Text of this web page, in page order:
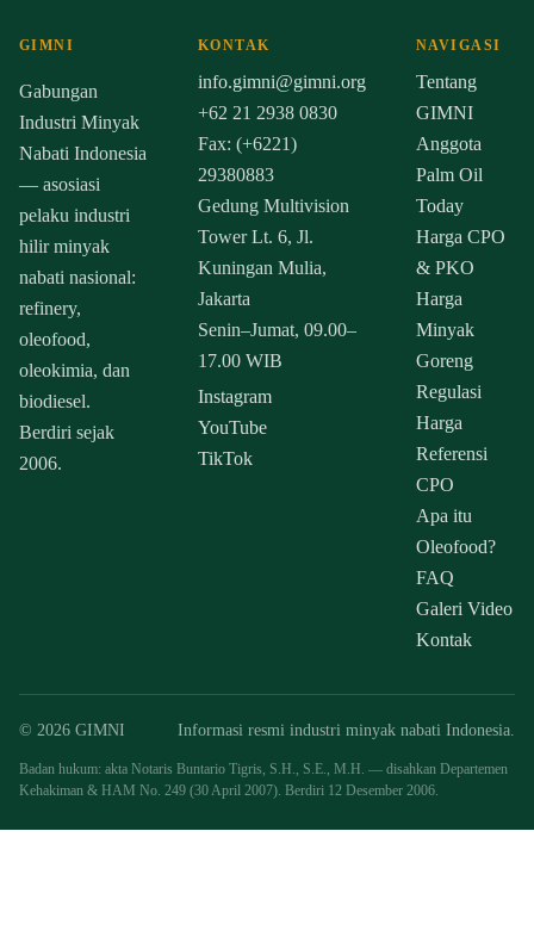
GIMNI
Gabungan
Industri Minyak
Nabati Indonesia
— asosiasi
pelaku industri
hilir minyak
nabati nasional:
refinery,
oleofood,
oleokimia, dan
biodiesel.
Berdiri sejak
2006.
KONTAK
info.gimni@gimni.org
+62 21 2938 0830
Fax: (+6221)
29380883
Gedung Multivision
Tower Lt. 6, Jl.
Kuningan Mulia,
Jakarta
Senin–Jumat, 09.00–
17.00 WIB
Instagram
YouTube
TikTok
NAVIGASI
Tentang
GIMNI
Anggota
Palm Oil
Today
Harga CPO
& PKO
Harga
Minyak
Goreng
Regulasi
Harga
Referensi
CPO
Apa itu
Oleofood?
FAQ
Galeri Video
Kontak
© 2026 GIMNI Informasi resmi industri minyak nabati Indonesia.
Badan hukum: akta Notaris Buntario Tigris, S.H., S.E., M.H. — disahkan Departemen
Kehakiman & HAM No. 249 (30 April 2007). Berdiri 12 Desember 2006.